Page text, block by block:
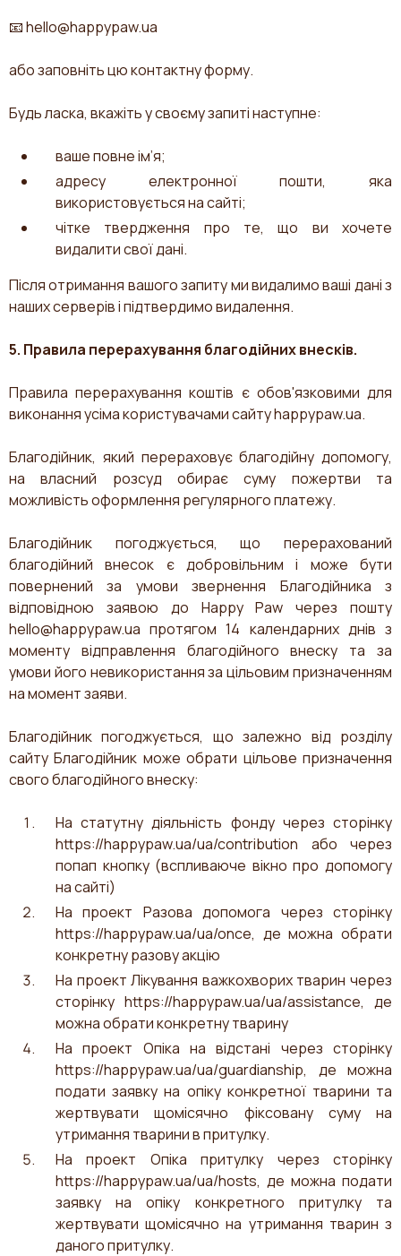
📧hello@happypaw.ua
або заповніть цю контактну форму.
Будь ласка, вкажіть у своєму запиті наступне:
ваше повне ім’я;
адресу електронної пошти, яка
використовується на сайті;
чітке твердження про те, що ви хочете
видалити свої дані.
Після отримання вашого запиту ми видалимо ваші дані з
наших серверів і підтвердимо видалення.
5. Правила перерахування благодійних внесків.
Правила перерахування коштів є обов'язковими для
виконання усіма користувачами сайту happypaw.ua.
Благодійник, який перераховує благодійну допомогу,
на власний розсуд обирає суму пожертви та
можливість оформлення регулярного платежу.
Благодійник погоджується, що перерахований
благодійний внесок є добровільним і може бути
повернений за умови звернення Благодійника з
відповідною заявою до Happy Paw через пошту
hello@happypaw.ua протягом 14 календарних днів з
моменту відправлення благодійного внеску та за
умови його невикористання за цільовим призначенням
на момент заяви.
Благодійник погоджується, що залежно від розділу
сайту Благодійник може обрати цільове призначення
свого благодійного внеску:
На статутну діяльність фонду через сторінку
https://happypaw.ua/ua/contribution або через
попап кнопку (вспливаюче вікно про допомогу
на сайті)
На проект Разова допомога через сторінку
https://happypaw.ua/ua/once, де можна обрати
конкретну разову акцію
На проект Лікування важкохворих тварин через
сторінку https://happypaw.ua/ua/assistance, де
можна обрати конкретну тварину
На проект Опіка на відстані через сторінку
https://happypaw.ua/ua/guardianship, де можна
подати заявку на опіку конкретної тварини та
жертвувати щомісячно фіксовану суму на
утримання тварини в притулку.
На проект Опіка притулку через сторінку
https://happypaw.ua/ua/hosts, де можна подати
заявку на опіку конкретного притулку та
жертвувати щомісячно на утримання тварин з
даного притулку.